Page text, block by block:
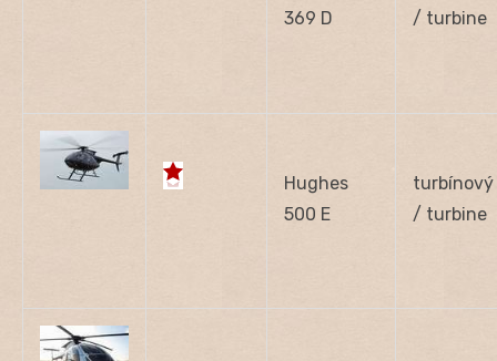
369 D
/ turbine
Hughes
500 E
turbínový
/ turbine